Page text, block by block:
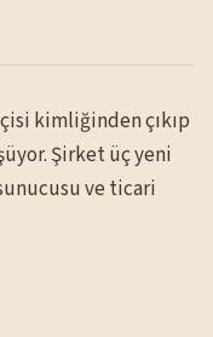
kimliğinden çıkıp
Şirket üç yeni
ve ticari